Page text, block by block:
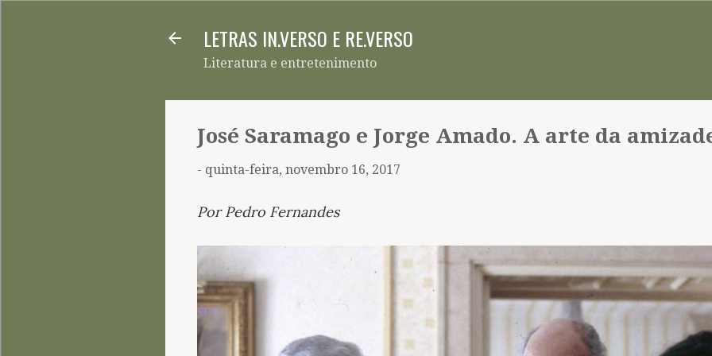
LETRAS IN.VERSO E RE.VERSO
Literatura e entretenimento
José Saramago e Jorge Amado. A arte da
- quinta-feira, novembro 16, 2017
Por Pedro Fernandes